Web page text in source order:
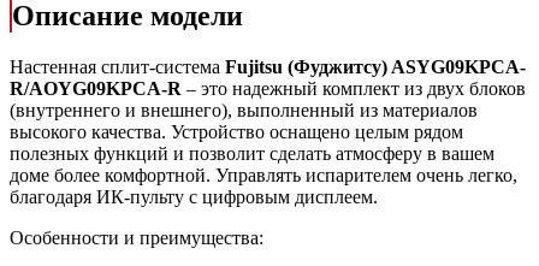
Описание модели
Настенная сплит-система Fujitsu (Фуджитсу) ASYG09KPCA-
R/AOYG09KPCA-R – это надежный комплект из двух блоков
(внутреннего и внешнего), выполненный из материалов
высокого качества. Устройство оснащено целым рядом
полезных функций и позволит сделать атмосферу в вашем
доме более комфортной. Управлять испарителем очень легко,
благодаря ИК-пульту с цифровым дисплеем.
Особенности и преимущества: